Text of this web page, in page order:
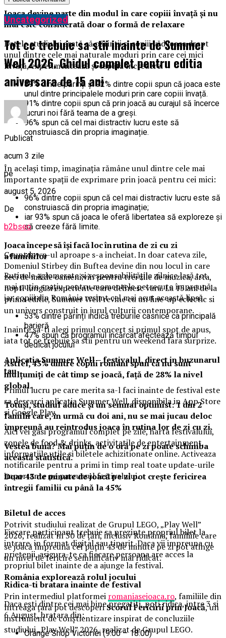
Joaca devine parte din modul în care copiii învață și nu
mai este considerată doar o formă de relaxare
Datele studiului arată că părinții și copiii văd joaca drept
unul dintre cele mai naturale moduri prin care cei mici
învață, experimentează și capătă încredere.
89% dintre părinți și 92% dintre copii spun că joaca este
unul dintre principalele moduri prin care copiii învață.
91% dintre copii spun că prin joacă au curajul să încerce
lucruri noi fără teama de a greși.
96% spun că cel mai distractiv lucru este să
construiască din propria imaginație.
În același timp, imaginația rămâne unul dintre cele mai
importante spații de exprimare prin joacă pentru cei mici:
96% dintre copii spun că cel mai distractiv lucru este să
construiască din propria imaginație;
iar 93% spun că joaca le oferă libertatea să exploreze și
să creeze fără limite.
Joaca începe să își facă loc în rutina de zi cu zi
a familiilor​
Rutinele aglomerate și responsabilitățile zilnice lasă tot
mai puțin spațiu pentru momentele petrecute împreună,
iar copiii din România resimt cel mai acut această lipsă.
53% dintre părinți indică treburile casnice ca principală
barieră
47% spun că programul încărcat afectează timpul
dedicat jocului
Astfel, 43% dintre copiii români spun că nu sunt
mulțumiți de cât timp se joacă, față de 28% la nivel
global.
Totuși, studiul aduce și un semnal optimist: 1 din 2
familii care, în urmă cu doi ani, nu se mai jucau deloc
împreună au reintrodus joaca în rutina lor de zi cu zi.
Vestea bună? Mai puțin de o oră pe zi poate schimba
această statistică.
Doar 43 de minute de joacă pe zi pot crește fericirea
întregii familii cu până la 45%
Potrivit studiului realizat de Grupul LEGO, „Play Well”
2026, realizat în 30 de țări, inclusiv România, familiile care
se joacă împreună cel puțin 43 de minute pe zi pot atinge
un nivel de fericire semnificativ mai ridicat.
România explorează rolul jocului
Prin intermediul platformei romaniasejoaca.ro, familiile din
întreaga țară pot descoperiScorul Fericirii prin Joacă, un
instrument de conștientizare inspirat de concluziile
studiului „Play Well” 2026, realizat de Grupul LEGO.
Uncategorized
Tot ce trebuie sa stii inainte de Summer
Well 2026. Ghidul complet pentru editia
aniversara de 15 ani
Publicat
acum 3 zile
pe
august 5, 2026
De
b2bseo
Countdown-ul aproape s-a incheiat. In doar cateva zile,
Domeniul Stirbey din Buftea devine din nou locul in care
zeci de mii de oameni vin pentru trei zile de muzica, arta,
nopti lungi si experiente care definesc vara. La 15 ani de la
prima editie, Summer Well revine cu un line-up eclectic si
un univers construit in jurul culturii contemporane.
Inainte sa-ti alegi primul concert si primul spot de apus,
iata tot ce trebuie sa stii pentru un weekend fara surprize.
Aplicatia Summer Well– festivalul, direct in buzunarul
tau
Primul lucru pe care merita sa-l faci inainte de festival este
sa descarci aplicatia Summer Well, disponibila in App Store
si Google Play.
Aici vei gasi programul complet pe zile, harta festivalului,
zonele de food & drinks, activitatile de entertainment,
informatiile utile si biletele achizitionate online. Activeaza
notificarile pentru a primi in timp real toate update-urile
importante pe parcursul festivalului.
Biletul de acces
Fiecare participant trebuie sa prezinte propriul bilet la
intrare, in format digital sau tiparit. Daca vii impreuna cu
prietenii, asigura-te ca fiecare persoana are acces la
propriul bilet inainte de a ajunge la festival.
Ridica-ti bratarainainte de festival
Daca esti dintre cei mai bine pregatiti, poti ridica, intre 3 si
6 August, bratara din:
Orange Shop Victoriei (9:00 – 18:00)